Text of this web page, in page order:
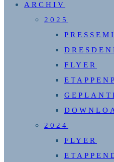
ARCHIV
2025
FLYER
2024
FLYER